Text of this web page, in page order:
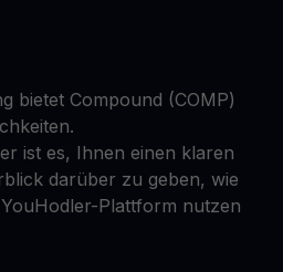
bietet Compound (COMP)
ist es, Ihnen einen klaren
darüber zu geben, wie
Plattform nutzen